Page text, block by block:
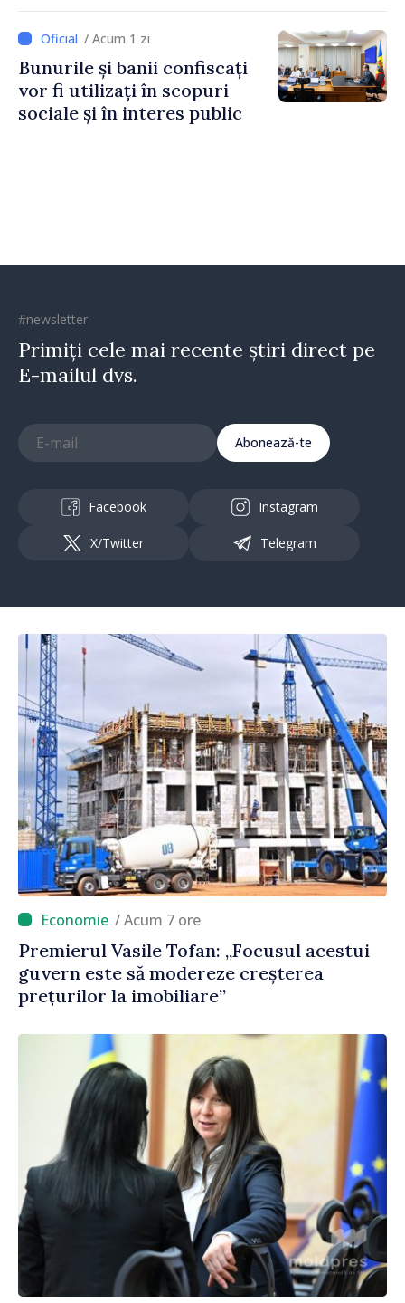
Irlandei de Nord, Fern
Horine / Acum 1 zi
Bunurile și banii confiscați
vor fi utilizați în scopuri
sociale și în interes public
#newsletter
Primiți cele mai recente știri direct pe
E-mailul dvs.
Abonează-te
Facebook Instagram
X/Twitter Telegram
/ Acum 7 ore
Premierul Vasile Tofan: „Focusul acestui
guvern este să modereze creșterea
prețurilor la imobiliare”